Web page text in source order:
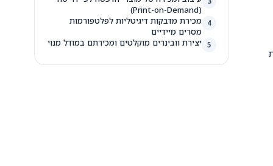
(Print-on-Demand)
4
מכירת מדבקות דיגיטליות לפלטפורמות
מסרים מיידיים
5 יצירת וובינרים מוקלטים ומכירתם במודל מנוי